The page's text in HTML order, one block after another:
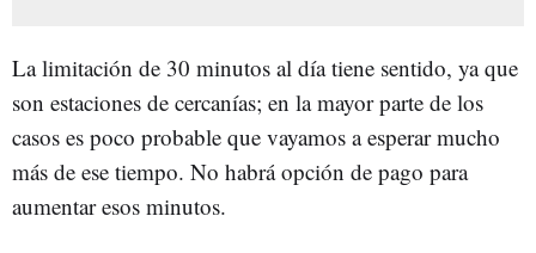
La limitación de 30 minutos al día tiene sentido, ya que
son estaciones de cercanías; en la mayor parte de los
casos es poco probable que vayamos a esperar mucho
más de ese tiempo. No habrá opción de pago para
aumentar esos minutos.